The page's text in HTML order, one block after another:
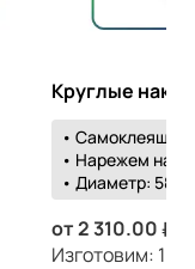
Круглые
•
• Нарежем на
• Диаметр: 58-
от2 310.00
Изготовим: 19